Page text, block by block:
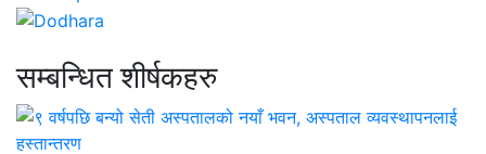
सम्बन्धित शीर्षकहरु